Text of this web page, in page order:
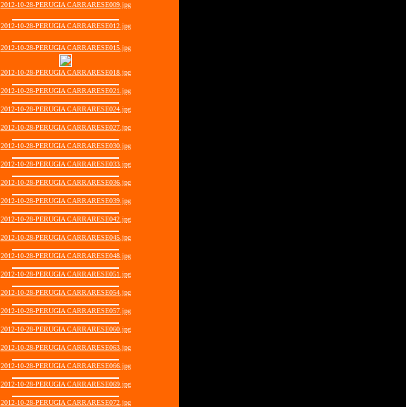
2012-10-28-PERUGIA CARRARESE009.jpg
2012-10-28-PERUGIA CARRARESE012.jpg
2012-10-28-PERUGIA CARRARESE015.jpg
2012-10-28-PERUGIA CARRARESE018.jpg
2012-10-28-PERUGIA CARRARESE021.jpg
2012-10-28-PERUGIA CARRARESE024.jpg
2012-10-28-PERUGIA CARRARESE027.jpg
2012-10-28-PERUGIA CARRARESE030.jpg
2012-10-28-PERUGIA CARRARESE033.jpg
2012-10-28-PERUGIA CARRARESE036.jpg
2012-10-28-PERUGIA CARRARESE039.jpg
2012-10-28-PERUGIA CARRARESE042.jpg
2012-10-28-PERUGIA CARRARESE045.jpg
2012-10-28-PERUGIA CARRARESE048.jpg
2012-10-28-PERUGIA CARRARESE051.jpg
2012-10-28-PERUGIA CARRARESE054.jpg
2012-10-28-PERUGIA CARRARESE057.jpg
2012-10-28-PERUGIA CARRARESE060.jpg
2012-10-28-PERUGIA CARRARESE063.jpg
2012-10-28-PERUGIA CARRARESE066.jpg
2012-10-28-PERUGIA CARRARESE069.jpg
2012-10-28-PERUGIA CARRARESE072.jpg